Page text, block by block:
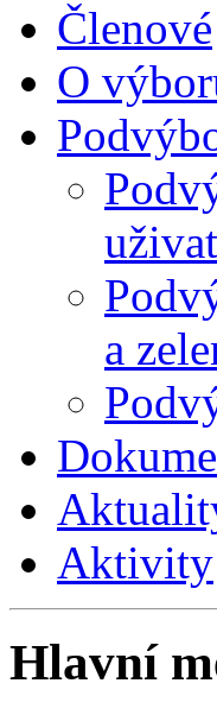
Členové
O
a
Aktivity
Hlavní